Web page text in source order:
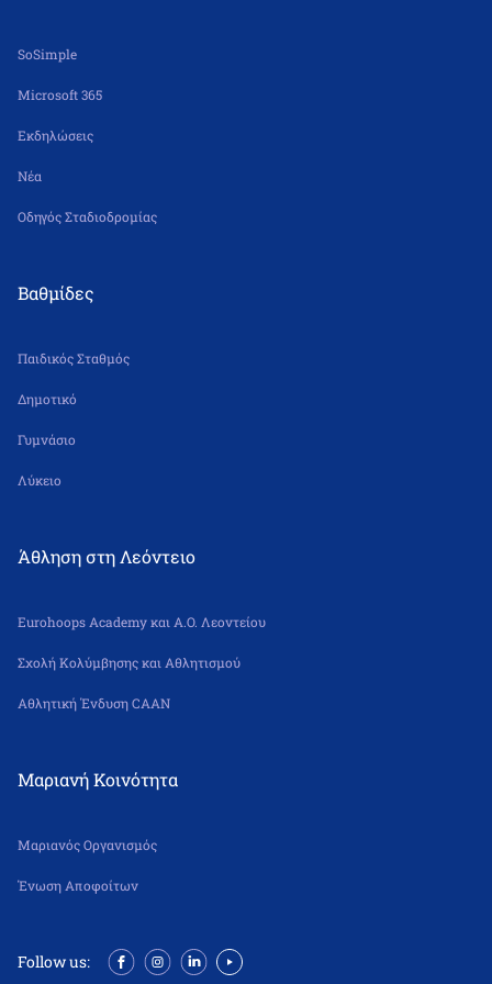
SoSimple
Microsoft 365
Εκδηλώσεις
Νέα
Οδηγός Σταδιοδρομίας
Βαθμίδες
Παιδικός Σταθμός
Δημοτικό
Γυμνάσιο
Λύκειο
Άθληση στη Λεόντειο
Eurohoops Academy και Α.Ο. Λεοντείου
Σχολή Κολύμβησης και Αθλητισμού
Αθλητική Ένδυση CAAN
Μαριανή Κοινότητα
Μαριανός Οργανισμός
Ένωση Αποφοίτων
Follow us: